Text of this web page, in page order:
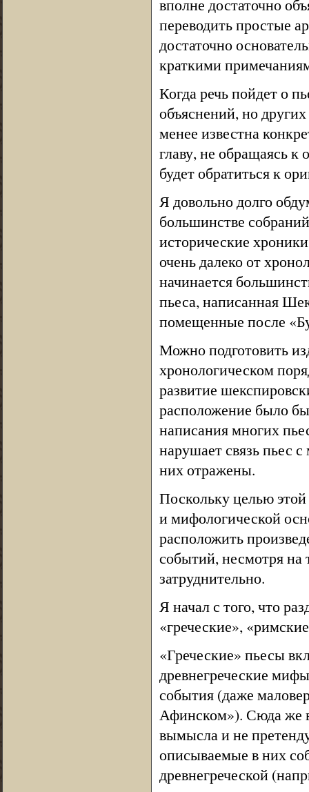
вполне достаточно
переводить простые
достаточно
краткими
Когда речь пойдет о
объяснений, но
менее известна
главу, не обращаясь
будет обратиться к
Я довольно долго
большинстве
исторические
очень далеко от
начинается
пьеса, написанная
помещенные после
Можно подготовить
хронологическом
развитие
расположение было
написания многих
нарушает связь пьес
них отражены.
Поскольку целью
и мифологической
расположить
событий, несмотря на
затруднительно.
Я начал с того, что
«греческие»,
«Греческие» пьесы
древнегреческие
события (даже
Афинском»). Сюда же
вымысла и не
описываемые в них
древнегреческой